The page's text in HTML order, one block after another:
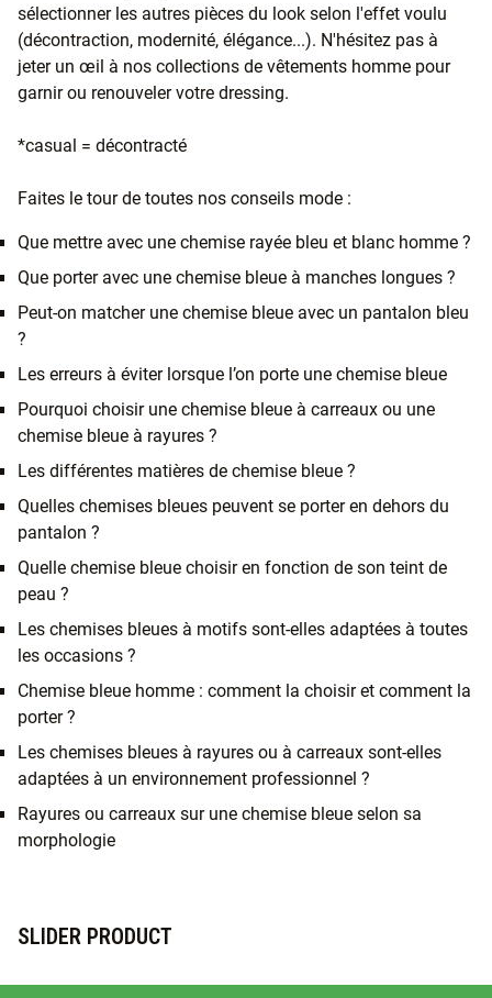
sélectionner les autres pièces du look selon l'effet voulu
(décontraction, modernité, élégance...). N'hésitez pas à
jeter un œil à nos collections de vêtements homme pour
garnir ou renouveler votre dressing.
*casual = décontracté
Faites le tour de toutes nos conseils mode :
Que mettre avec une chemise rayée bleu et blanc homme ?
Que porter avec une chemise bleue à manches longues ?
Peut-on matcher une chemise bleue avec un pantalon bleu
?
Les erreurs à éviter lorsque l’on porte une chemise bleue
Pourquoi choisir une chemise bleue à carreaux ou une
chemise bleue à rayures ?
Les différentes matières de chemise bleue ?
Quelles chemises bleues peuvent se porter en dehors du
pantalon ?
Quelle chemise bleue choisir en fonction de son teint de
peau ?
Les chemises bleues à motifs sont-elles adaptées à toutes
les occasions ?
Chemise bleue homme : comment la choisir et comment la
porter ?
Les chemises bleues à rayures ou à carreaux sont-elles
adaptées à un environnement professionnel ?
Rayures ou carreaux sur une chemise bleue selon sa
morphologie
SLIDER PRODUCT